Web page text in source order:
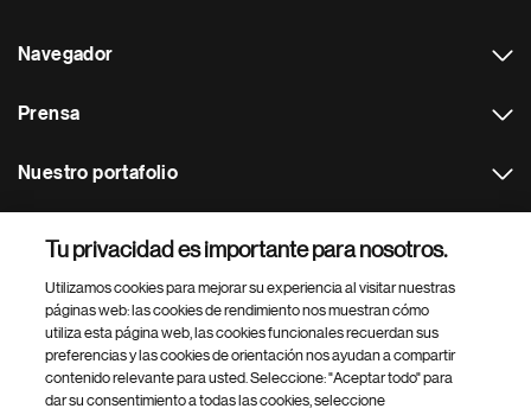
Navegador
Prensa
Nuestro portafolio
Footer Site Search
Tu privacidad es importante para nosotros.
Utilizamos cookies para mejorar su experiencia al visitar nuestras
páginas web: las cookies de rendimiento nos muestran cómo
utiliza esta página web, las cookies funcionales recuerdan sus
preferencias y las cookies de orientación nos ayudan a compartir
contenido relevante para usted. Seleccione: "Aceptar todo" para
dar su consentimiento a todas las cookies, seleccione